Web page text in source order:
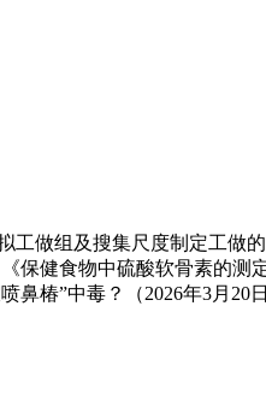
做组及搜集尺度制定工做
保健食物中硫酸软骨素的
椿”中毒？（2026年3月20